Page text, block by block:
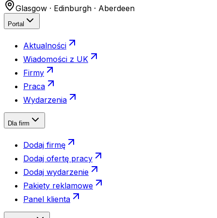
Glasgow · Edinburgh · Aberdeen
Portal
Aktualności
Wiadomości z UK
Firmy
Praca
Wydarzenia
Dla firm
Dodaj firmę
Dodaj ofertę pracy
Dodaj wydarzenie
Pakiety reklamowe
Panel klienta